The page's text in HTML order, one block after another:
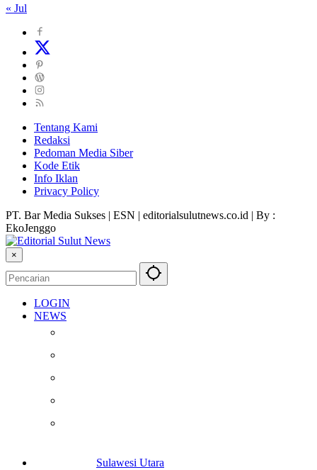
« Jul
Tentang Kami
Redaksi
Pedoman Media Siber
Kode Etik
Info Iklan
Privacy Policy
PT. Bar Media Sukses | ESN | editorialsulutnews.co.id | By :
EkoJenggo
×
LOGIN
NEWS
Sulawesi Utara